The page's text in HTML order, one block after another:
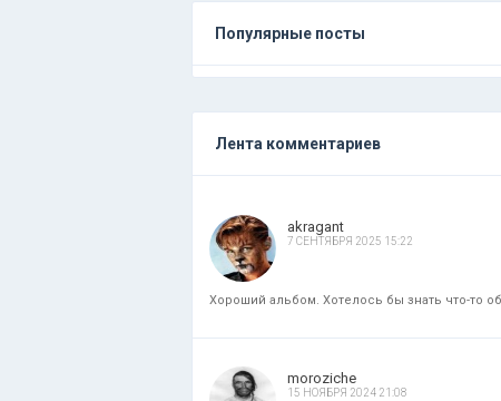
Популярные посты
Лента комментариев
akragant
7 СЕНТЯБРЯ 2025 15:22
Хороший альбом. Хотелось бы знать что-то
moroziche
15 НОЯБРЯ 2024 21:08